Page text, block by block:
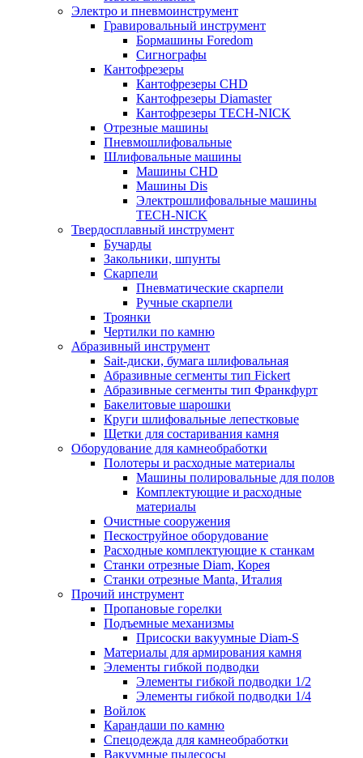
Электро и пневмоинструмент
Гравировальный инструмент
Бормашины Foredom
Сигнографы
Кантофрезеры
Кантофрезеры CHD
Кантофрезеры Diamaster
Кантофрезеры TECH-NICK
Отрезные машины
Пневмошлифовальные
Шлифовальные машины
Машины CHD
Машины Dis
Электрошлифовальные машины
TECH-NICK
Твердосплавный инструмент
Бучарды
Закольники, шпунты
Скарпели
Пневматические скарпели
Ручные скарпели
Троянки
Чертилки по камню
Абразивный инструмент
Sait-диски, бумага шлифовальная
Абразивные сегменты тип Fickert
Абразивные сегменты тип Франкфурт
Бакелитовые шарошки
Круги шлифовальные лепестковые
Щетки для состаривания камня
Оборудование для камнеобработки
Полотеры и расходные материалы
Машины полировальные для полов
Комплектующие и расходные
материалы
Очистные сооружения
Пескоструйное оборудование
Расходные комплектующие к станкам
Станки отрезные Diam, Корея
Станки отрезные Manta, Италия
Прочий инструмент
Пропановые горелки
Подъeмные механизмы
Присоски вакуумные Diam-S
Материалы для армирования камня
Элементы гибкой подводки
Элементы гибкой подводки 1/2
Элементы гибкой подводки 1/4
Войлок
Карандаши по камню
Спецодежда для камнеобработки
Вакуумные пылесосы